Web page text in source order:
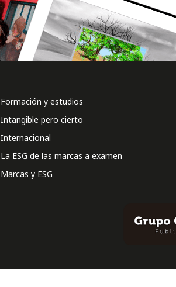
Formación y estudios
Intangible pero cierto
Internacional
La ESG de las marcas a examen
Marcas y ESG